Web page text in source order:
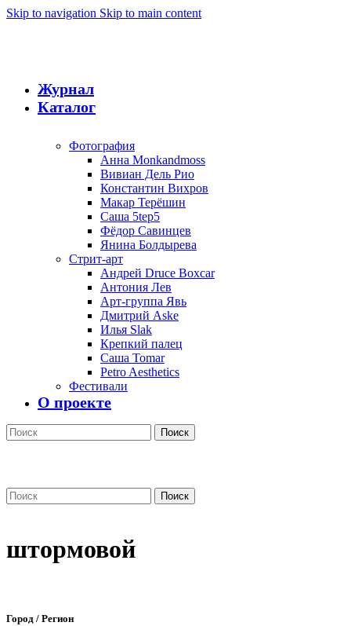
Skip to navigation Skip to main content
Журнал
Каталог
Фотография
Анна Monkandmoss
Вивиан Дель Рио
Константин Вихров
Макар Терёшин
Саша 5tep5
Фёдор Савинцев
Янина Болдырева
Стрит-арт
Андрей Druce Boxcar
Антония Лев
Арт-группа Явь
Дмитрий Aske
Илья Slak
Крепкий палец
Саша Tomar
Petro Aesthetics
Фестивали
О проекте
Поиск
Поиск
штормовой
Город / Регион